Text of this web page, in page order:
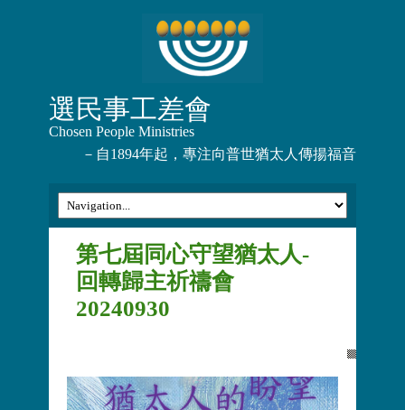
選民事工差會
Chosen People Ministries
－自1894年起，專注向普世猶太人傳揚福音
第七屆同心守望猶太人-
回轉歸主祈禱會
20240930